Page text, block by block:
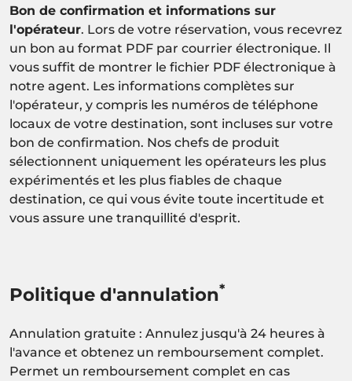
Bon de confirmation et informations sur
l'opérateur. Lors de votre réservation, vous recevrez
un bon au format PDF par courrier électronique. Il
vous suffit de montrer le fichier PDF électronique à
notre agent. Les informations complètes sur
l'opérateur, y compris les numéros de téléphone
locaux de votre destination, sont incluses sur votre
bon de confirmation. Nos chefs de produit
sélectionnent uniquement les opérateurs les plus
expérimentés et les plus fiables de chaque
destination, ce qui vous évite toute incertitude et
vous assure une tranquillité d'esprit.
Politique d'annulation*
Annulation gratuite : Annulez jusqu'à 24 heures à
l'avance et obtenez un remboursement complet.
Permet un remboursement complet en cas